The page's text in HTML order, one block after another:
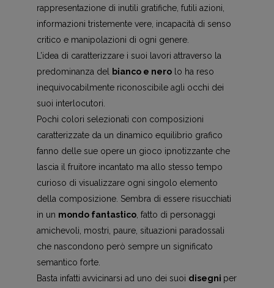
rappresentazione di inutili gratifiche, futili azioni,
informazioni tristemente vere, incapacità di senso
critico e manipolazioni di ogni genere.
L’idea di caratterizzare i suoi lavori attraverso la
predominanza del bianco e nerolo ha reso
inequivocabilmente riconoscibile agli occhi dei
suoi interlocutori.
Pochi colori selezionati con composizioni
caratterizzate da un dinamico equilibrio grafico
fanno delle sue opere un gioco ipnotizzante che
lascia il fruitore incantato ma allo stesso tempo
curioso di visualizzare ogni singolo elemento
della composizione. Sembra di essere risucchiati
in un mondo fantastico, fatto di personaggi
amichevoli, mostri, paure, situazioni paradossali
che nascondono però sempre un significato
semantico forte.
Basta infatti avvicinarsi ad uno dei suoi disegni per